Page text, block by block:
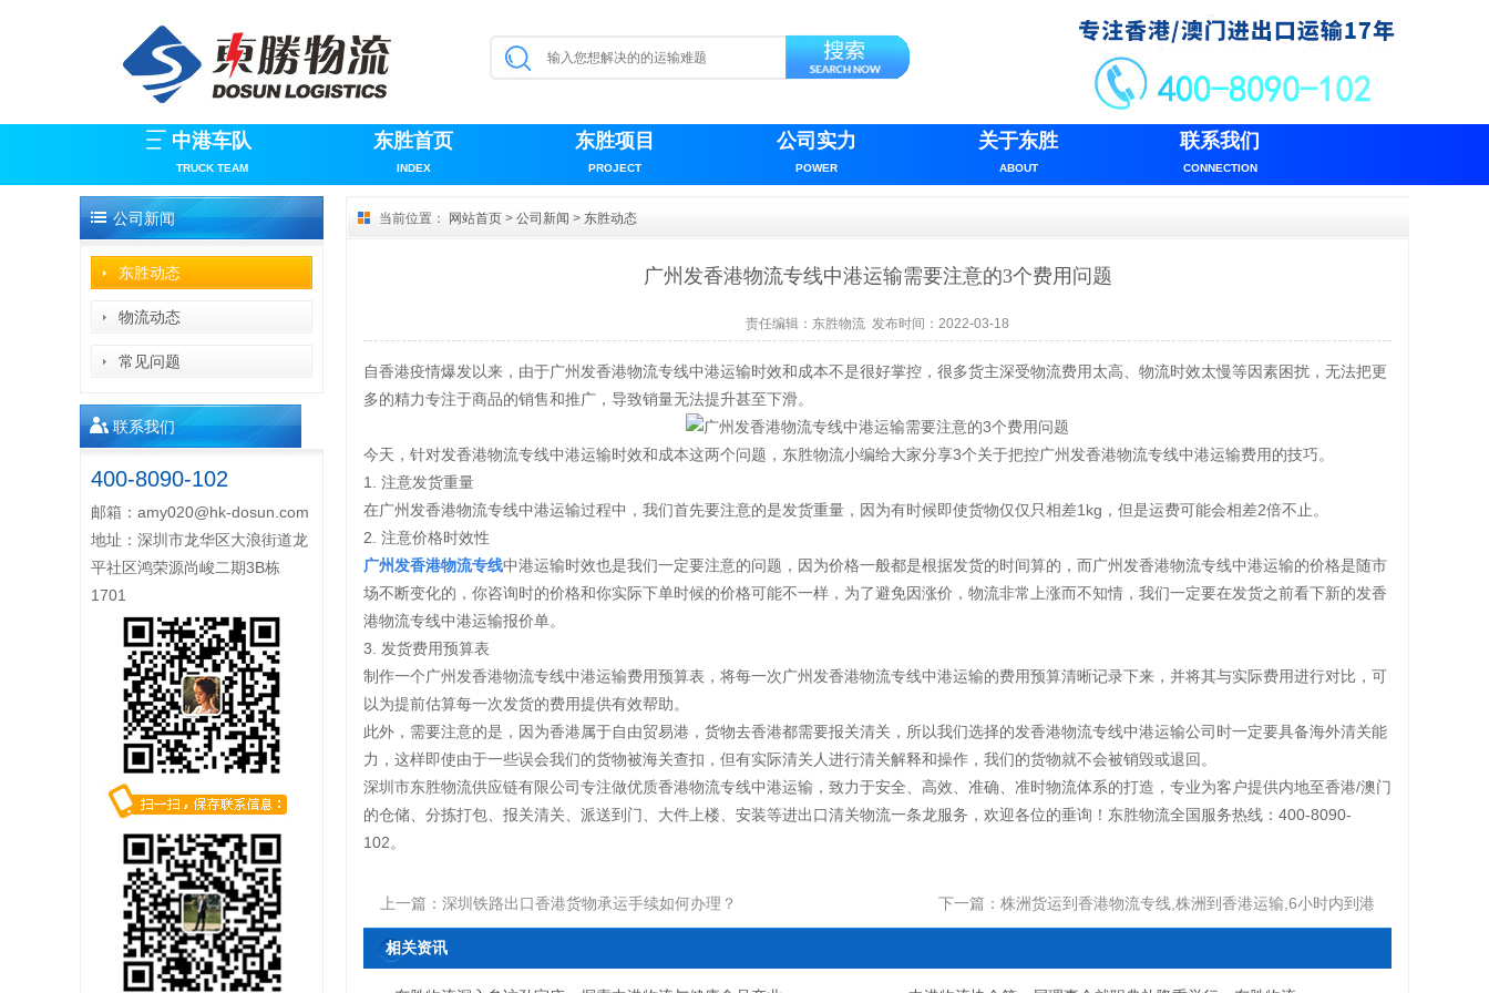
中港车队
TRUCK TEAM
东胜首页
INDEX
东胜项目
PROJECT
公司实力
POWER
关于东胜
ABOUT
联系我们
CONNECTION
公司新闻
东胜动态
物流动态
常见问题
联系我们
400-8090-102
邮箱： amy020@hk-dosun.com
地址：深圳市龙华区大浪街道龙
平社区鸿荣源尚峻二期3B栋
1701
当前位置： 网站首页 > 公司新闻 > 东胜动态
广州发香港物流专线中港运输需要注意的3个费用问题
责任编辑： 东胜物流 发布时间：2022-03-18
自香港疫情爆发以来，由于广州发香港物流专线中港运输时效和成本不是很好掌控，很多货主深受物流费用太高、物流时效太慢等因素困扰，无法把更
多的精力专注于商品的销售和推广，导致销量无法提升甚至下滑。
今天，针对发香港物流专线中港运输时效和成本这两个问题，东胜物流小编给大家分享3个关于把控广州发香港物流专线中港运输费用的技巧。
1. 注意发货重量
在广州 发香港物流专线中港运输过程中，我们首先要注意的是发货重量，因为有时候即使货物仅仅只相差1kg，但是运费可能会相差2倍不止。
2. 注意价格时效性
广州发香港物流专线中港运输时效也是我们一定要注意的问题，因为价格一般都是根据发货的时间算的，而广州发香港物流专线中港运输的价格是随市
场不断变化的，你咨询时的价格和你实际下单时候的价格可能不一样，为了避免因涨价，物流非常上涨而不知情，我们一定要在发货之前看下新的发香
港物流专线中港运输报价单。
3. 发货费用预算表
制作一个广州发香港物流专线中港运输费用预算表，将每一次广州发香港物流专线中港运输的费用预算清晰记录下来，并将其与实际费用进行对比，可
以为提前估算每一次发货的费用提供有效帮助。
此外，需要注意的是，因为香港属于自由贸易港，货物去香港都需要报关清关，所以我们选择的发香港物流专线中港运输公司时一定要具备海外清关能
力，这样即使由于一些误会我们的货物被海关查扣，但有实际清关人进行清关解释和操作，我们的货物就不会被销毁或退回。
深圳市东胜物流供应链有限公司专注做优质香港物流专线中港运输，致力于安全、高效、准确、准时物流体系的打造，专业为客户提供内地至香港/澳门
的仓储、分拣打包、报关清关、派送到门、大件上楼、安装等进出口清关物流一条龙服务，欢迎各位的垂询！东胜物流全国服务热线：400-8090-
102。
上一篇： 深圳铁路出口香港货物承运手续如何办理？ 下一篇： 株洲货运到香港物流专线,株洲到香港运输,6小时内到港
相关资讯